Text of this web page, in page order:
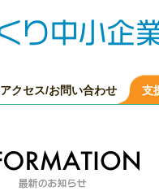
アクセス/お問い合わせ 支